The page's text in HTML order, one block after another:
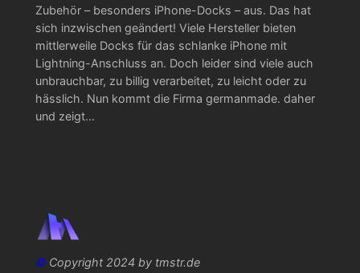
Zubehör – besonders iPhone-Docks – aus. Das hat
sich inzwischen geändert! Viele Hersteller bieten
mittlerweile Docks für das schlanke iPhone mit
Lightning-Anschluss an. Doch leider sind viele auch
unbrauchbar, zu billig verarbeitet, zu leicht oder zu
hässlich. Nun kommt die Firma germanmade. daher
und zeigt…
©Copyright 2024 by tmstr.de